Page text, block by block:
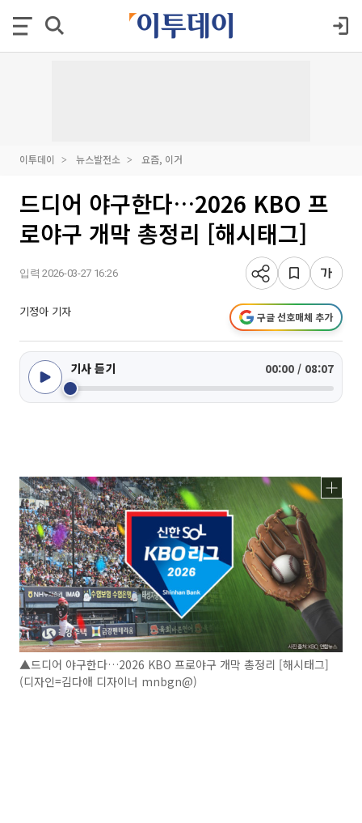
이투데이 뉴스발전소 요즘, 이거
드디어 야구한다…2026 KBO 프
로야구 개막 총정리 [해시태그]
입력 2026-03-27 16:26
기정아 기자 구글 선호매체 추가
기사 듣기 00:00 / 08:07
▲드디어 야구한다…2026 KBO 프로야구 개막 총정리 [해시태그]
(디자인=김다애 디자이너 mnbgn@)